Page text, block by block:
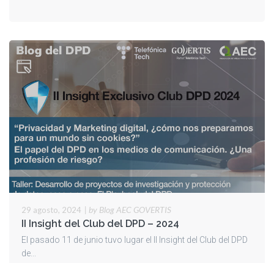
29 agosto, 2024 | by Blog AEC GOVERTIS
II Insight del Club del DPD – 2024
El pasado 11 de junio tuvo lugar el II Insight del Club del DPD
de...